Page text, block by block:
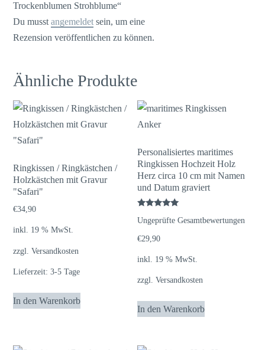
Trockenblumen Strohblume“
Du musstangemeldet sein, um eine
Rezension veröffentlichen zu können.
Ähnliche Produkte
Ringkissen / Ringkästchen /
Holzkästchen mit Gravur
"Safari"
€34,90
inkl. 19 % MwSt.
zzgl.Versandkosten
Lieferzeit:3-5 Tage
In den Warenkorb
Personalisiertes maritimes
Ringkissen Hochzeit Holz
Herz circa 10 cm mit Namen
und Datum graviert
mit
von 5
Ungeprüfte Gesamtbewertungen
€29,90
inkl. 19 % MwSt.
zzgl.Versandkosten
In den Warenkorb